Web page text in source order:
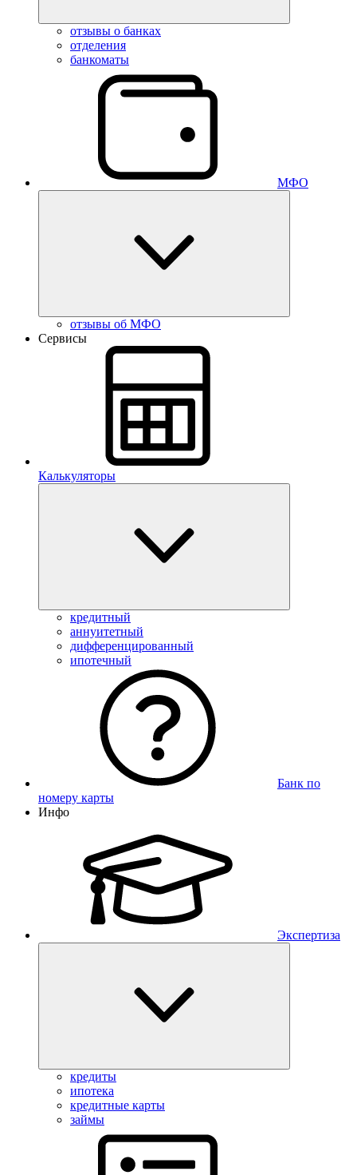
отзывы о банках
отделения
банкоматы
МФО
отзывы об МФО
Сервисы
Калькуляторы
кредитный
аннуитетный
дифференцированный
ипотечный
Банк по
номеру карты
Инфо
Экспертиза
кредиты
ипотека
кредитные карты
займы